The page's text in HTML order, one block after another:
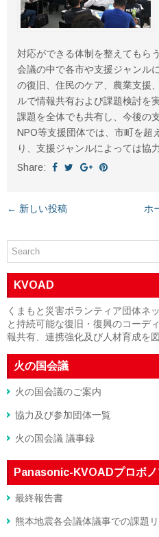
対応ができる体制を整えてもら
会議の中で各市や支援ジャンル
の復旧、住民のケア、農業支援
ルで情報共有および課題検討を
課題を全体でも共有し、今後の
NPO等支援団体では、市町を超
り、支援ジャンルによっては協
Share:
← 新しい投稿 ホ
KVOAD
くまもと災害ボランティア団体ネ
と持続可能な復旧・復興のコーデ
報共有、連携強化及び人材育成を図
火の国会議
火の国会議のご案内
協力及び参加団体一覧
火の国会議 議事録
Panasonic-KVOADプロボノ
最終報告書
熊本地震各会議体議事での課題